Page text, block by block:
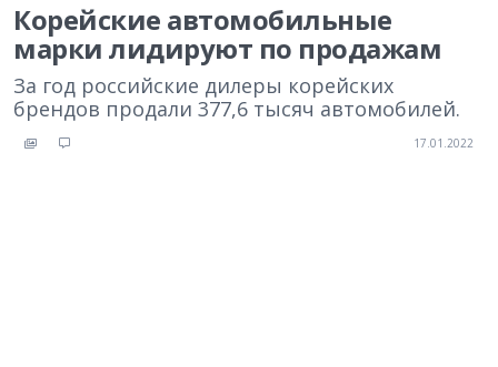
Корейские автомобильные
марки лидируют по продажам
За год российские дилеры корейских
брендов продали 377,6 тысяч автомобилей.
17.01.2022